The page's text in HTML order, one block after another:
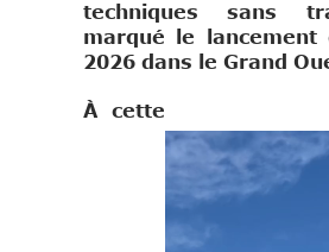
techniques sans
marqué le lancement
2026 dans le Grand
À cette